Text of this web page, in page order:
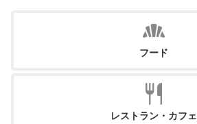
フード
レストラン・カフェ